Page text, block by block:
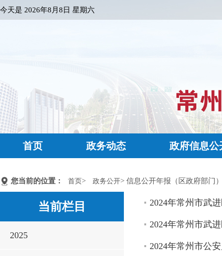
今天是 2026年8月8日 星期六
首页 政务动态 政府信息公
您当前的位置： 首页> 政务公开> 信息公开年报（区政府部门
当前栏目
2025
2024年常州市武
2024年常州市武
2024年常州市公